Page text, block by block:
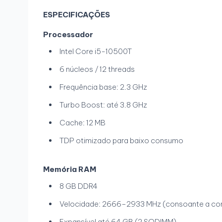
ESPECIFICAÇÕES
Processador
Intel Core i5-10500T
6 núcleos / 12 threads
Frequência base: 2.3 GHz
Turbo Boost: até 3.8 GHz
Cache: 12 MB
TDP otimizado para baixo consumo
Memória RAM
8 GB DDR4
Velocidade: 2666–2933 MHz (consoante a